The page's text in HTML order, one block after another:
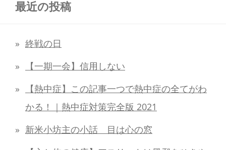
最近の投稿
終戦の日
【一期一会】信用しない
【熱中症】この記事一つで熱中症の全てがわ
かる！｜熱中症対策完全版 2021
新米小坊主の小話 目は心の窓